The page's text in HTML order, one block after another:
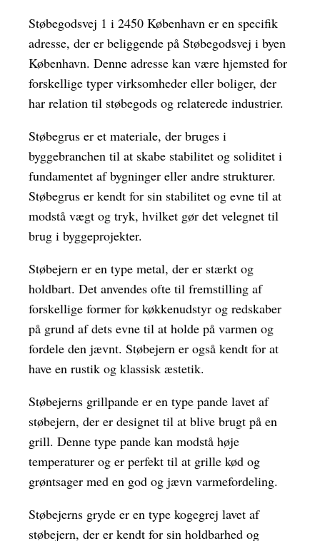
Støbegodsvej 1 i 2450 København er en specifik
adresse, der er beliggende på Støbegodsvej i byen
København. Denne adresse kan være hjemsted for
forskellige typer virksomheder eller boliger, der
har relation til støbegods og relaterede industrier.
Støbegrus er et materiale, der bruges i
byggebranchen til at skabe stabilitet og soliditet i
fundamentet af bygninger eller andre strukturer.
Støbegrus er kendt for sin stabilitet og evne til at
modstå vægt og tryk, hvilket gør det velegnet til
brug i byggeprojekter.
Støbejern er en type metal, der er stærkt og
holdbart. Det anvendes ofte til fremstilling af
forskellige former for køkkenudstyr og redskaber
på grund af dets evne til at holde på varmen og
fordele den jævnt. Støbejern er også kendt for at
have en rustik og klassisk æstetik.
Støbejerns grillpande er en type pande lavet af
støbejern, der er designet til at blive brugt på en
grill. Denne type pande kan modstå høje
temperaturer og er perfekt til at grille kød og
grøntsager med en god og jævn varmefordeling.
Støbejerns gryde er en type kogegrej lavet af
støbejern, der er kendt for sin holdbarhed og